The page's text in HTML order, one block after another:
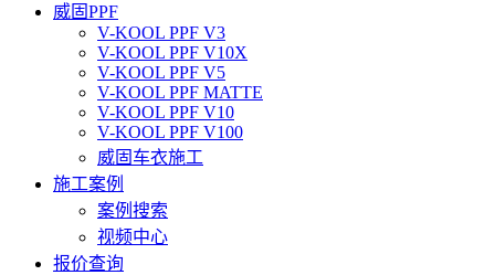
威固PPF
V-KOOL PPF V3
V-KOOL PPF V10X
V-KOOL PPF V5
V-KOOL PPF MATTE
V-KOOL PPF V10
V-KOOL PPF V100
威固车衣施工
施工案例
案例搜索
视频中心
报价查询